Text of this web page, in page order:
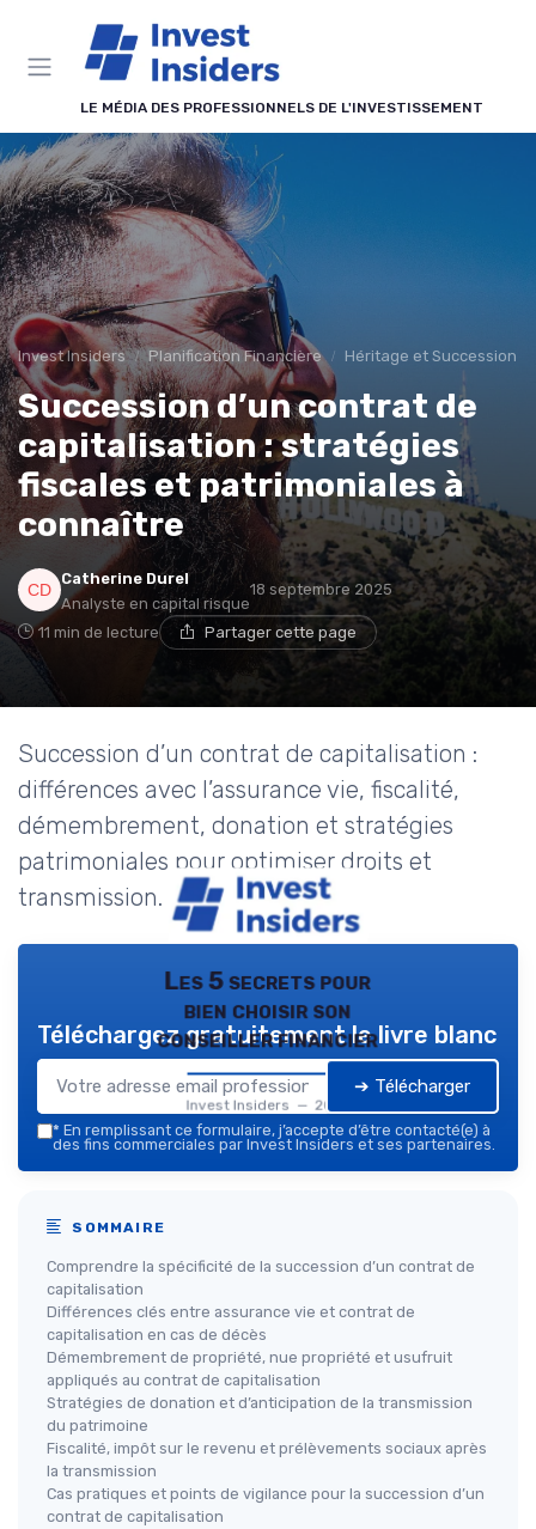
LE MÉDIA DES PROFESSIONNELS DE L'INVESTISSEMENT
Invest Insiders Planification Financière Héritage et Succession
Succession d’un contrat de
capitalisation : stratégies
fiscales et patrimoniales à
connaître
Catherine Durel
Analyste en capital risque
18 septembre 2025
11 min de lecture Partager cette page
Succession d’un contrat de capitalisation :
différences avec l’assurance vie, fiscalité,
démembrement, donation et stratégies
patrimoniales pour optimiser droits et
transmission.
Les 5 secrets pour
bien choisir son
conseiller financier
Invest Insiders — 2026
Téléchargez gratuitement le livre blanc
➔ Télécharger
* En remplissant ce formulaire, j’accepte d’être contacté(e) à
des fins commerciales par Invest Insiders et ses partenaires.
SOMMAIRE
Comprendre la spécificité de la succession d’un contrat de
capitalisation
Différences clés entre assurance vie et contrat de
capitalisation en cas de décès
Démembrement de propriété, nue propriété et usufruit
appliqués au contrat de capitalisation
Stratégies de donation et d’anticipation de la transmission
du patrimoine
Fiscalité, impôt sur le revenu et prélèvements sociaux après
la transmission
Cas pratiques et points de vigilance pour la succession d’un
contrat de capitalisation